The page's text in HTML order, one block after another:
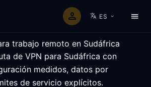
ES
trabajo remoto en Sudáfrica
de VPN para Sudáfrica con
medidos, datos por
de servicio explícitos.